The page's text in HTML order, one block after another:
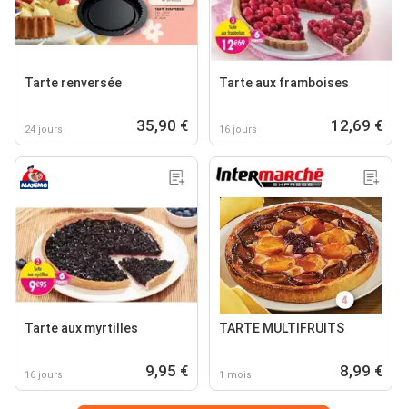
Tarte renversée
24 jours 35,90 €
Tarte aux framboises
16 jours 12,69 €
Tarte aux myrtilles
16 jours 9,95 €
TARTE MULTIFRUITS
1 mois 8,99 €